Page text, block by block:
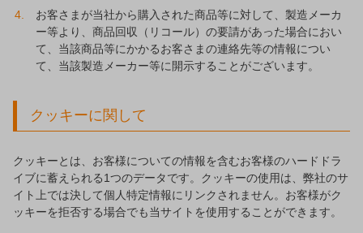
お客さまが当社から購入された商品等に対して、製造メーカ
ー等より、商品回収（リコール）の要請があった場合におい
て、当該商品等にかかるお客さまの連絡先等の情報につい
て、当該製造メーカー等に開示することがございます。
クッキーに関して
クッキーとは、お客様についての情報を含むお客様のハードドラ
イブに蓄えられる1つのデータです。クッキーの使用は、弊社のサ
イト上では決して個人特定情報にリンクされません。お客様がク
ッキーを拒否する場合でも当サイトを使用することができます。